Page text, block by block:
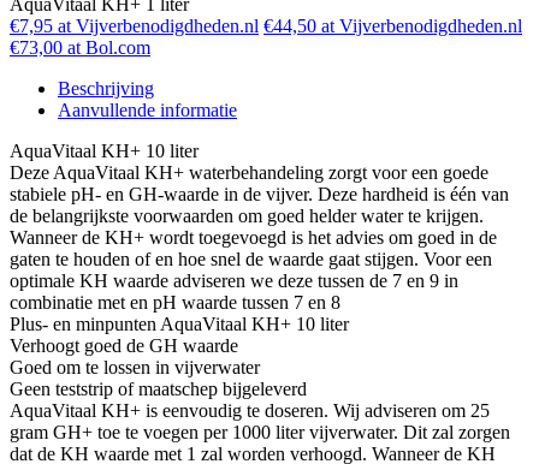
AquaVitaal KH+ 1 liter
€7,95 at Vijverbenodigdheden.nl €44,50 at Vijverbenodigdheden.nl
€73,00 at Bol.com
Beschrijving
Aanvullende informatie
AquaVitaal KH+ 10 liter
Deze AquaVitaal KH+ waterbehandeling zorgt voor een goede
stabiele pH- en GH-waarde in de vijver. Deze hardheid is één van
de belangrijkste voorwaarden om goed helder water te krijgen.
Wanneer de KH+ wordt toegevoegd is het advies om goed in de
gaten te houden of en hoe snel de waarde gaat stijgen. Voor een
optimale KH waarde adviseren we deze tussen de 7 en 9 in
combinatie met en pH waarde tussen 7 en 8
Plus- en minpunten AquaVitaal KH+ 10 liter
Verhoogt goed de GH waarde
Goed om te lossen in vijverwater
Geen teststrip of maatschep bijgeleverd
AquaVitaal KH+ is eenvoudig te doseren. Wij adviseren om 25
gram GH+ toe te voegen per 1000 liter vijverwater. Dit zal zorgen
dat de KH waarde met 1 zal worden verhoogd. Wanneer de KH